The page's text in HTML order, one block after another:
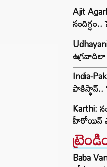
Ajit
సందిగ్ధం..
India-
పాకిస్థాన్..
Karthi:
హీరోయిన్
Baba